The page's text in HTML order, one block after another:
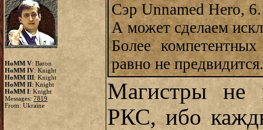
HoMM V: Baron
HoMM IV: Knight
HoMM III: Knight
HoMM II: Knight
HoMM I: Knight
Messages: 7819
From: Ukraine
Сэр Unnamed Hero,
А может сделаем
Более
равно не предвидится.
Магистры не
РКС, ибо